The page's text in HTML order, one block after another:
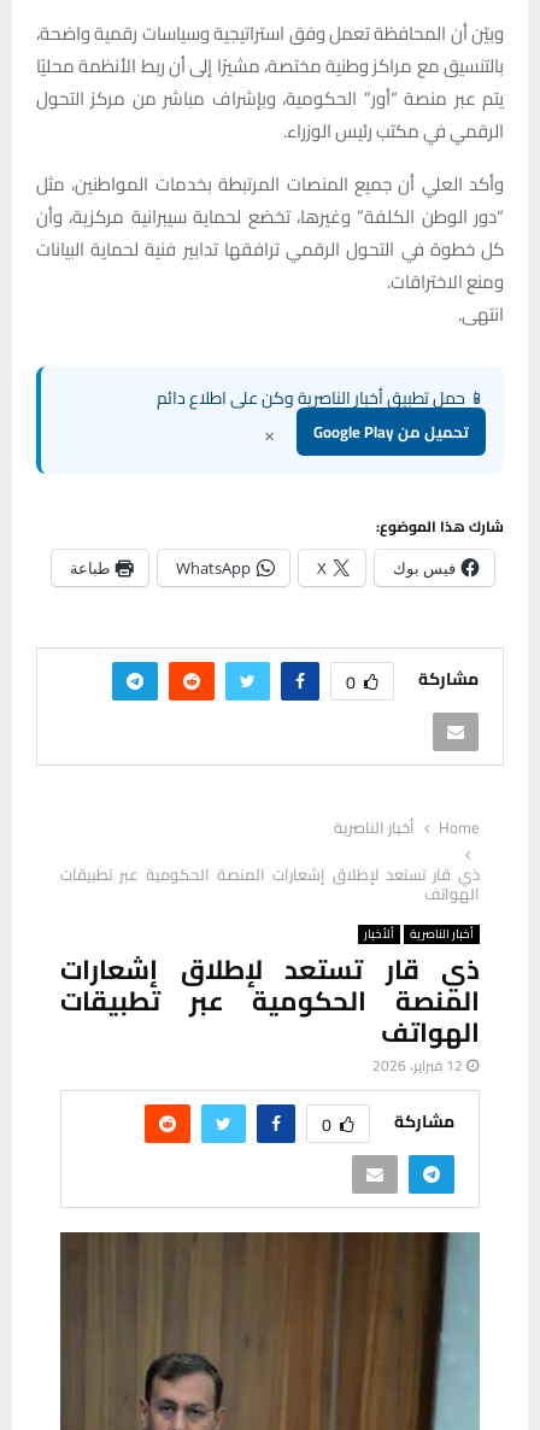
وبيّن أن المحافظة تعمل وفق استراتيجية وسياسات رقمية واضحة،
بالتنسيق مع مراكز وطنية مختصة، مشيرًا إلى أن ربط الأنظمة محليًا
يتم عبر منصة “أور” الحكومية، وبإشراف مباشر من مركز التحول
الرقمي في مكتب رئيس الوزراء.
وأكد العلي أن جميع المنصات المرتبطة بخدمات المواطنين، مثل
“دور الوطن الكلفة” وغيرها، تخضع لحماية سيبرانية مركزية، وأن
كل خطوة في التحول الرقمي ترافقها تدابير فنية لحماية البيانات
ومنع الاختراقات.
انتهى.
📱 حمل تطبيق أخبار الناصرية وكن على اطلاع دائم
تحميل من Google Play ×
شارك هذا الموضوع:
فيس بوك X
WhatsApp طباعة
مشاركة 0
Home
أخبار الناصرية
ذي قار تستعد لإطلاق إشعارات المنصة الحكومية عبر تطبيقات
الهواتف
أخبار الناصرية ألأخبار
ذي قار تستعد لإطلاق إشعارات
المنصة الحكومية عبر تطبيقات
الهواتف
12 فبراير، 2026
مشاركة 0